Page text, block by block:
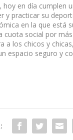
en día cumplen
y practicar su
en la que está
cuota social por
a los chicos y
espacio seguro y